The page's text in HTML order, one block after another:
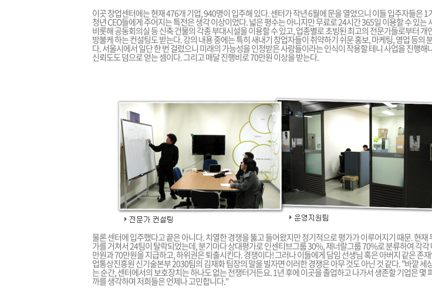
이곳 창업센터에는 현재 476개 기업, 940명이 입주해 있다. 센터가 작년 6월에 문을 열었으니 이들 입주자들은 1
청년 CEO들에게 주어지는 특전은 생각 이상이었다. 넓은 평수는 아니지만 무료로 24시간 365일 이용할 수 있는
비롯해 공동회의실 등 신축 건물의 각종 부대시설을 이용할 수 있고, 업종별로 초빙된 최고의 전문가들로부터 개
방불케 하는 컨설팅도 받는다. 강의 내용 중에는 특히 새내기 창업자들이 취약하기 쉬운 홍보, 마케팅, 영업 등의
다. 서울시에서 일단 한 번 걸렀으니 미래의 가능성을 인정받은 사람들이라는 인식이 작용할 테니 사업을 진행해
신뢰도도 덤으로 얻는 셈이다. 그리고 매달 진행비로 70만원 이상을 받는다.
물론 센터에 입주했다고 끝은 아니다. 치열한 경쟁을 뚫고 들어왔지만 정기적으로 평가가 이루어지기 때문. 현재
가를 거쳐서 24팀이 탈락되었는데, 분기마다 상대평가로 인센티브그룹 30%, 제너랄그룹 70%로 분류하여 각각
만원과 70만원을 지급하고, 하위권은 퇴출시킨다. 경쟁이다! 그러나 이들에게 담임 선생님 혹은 아버지 같은 존
업통상진흥원 신기술본부 2030팀의 김재화 팀장의 말을 빌자면 이러한 경쟁은 아무 것도 아닌 것 같다. "바깥 세
는 순간, 센터에서의 보호장치는 하나도 없는 전쟁터거든요. 1년 후에 이곳을 졸업하고 나가서 생존할 기업은 몇
까를 생각하며 저희들은 언제나 고민합니다."